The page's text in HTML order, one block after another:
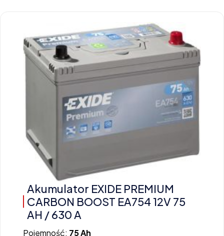
Akumulator EXIDE PREMIUM
CARBON BOOST EA754 12V 75
AH / 630 A
Pojemność: 75 Ah